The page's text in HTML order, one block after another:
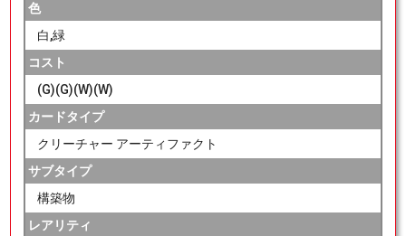
色
白,緑
コスト
(G)(G)(W)(W)
カードタイプ
クリーチャー アーティファクト
サブタイプ
構築物
レアリティ